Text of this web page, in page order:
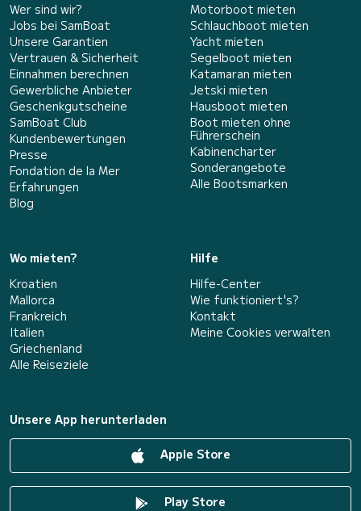
Wer sind wir?
Jobs bei SamBoat
Unsere Garantien
Vertrauen & Sicherheit
Einnahmen berechnen
Gewerbliche Anbieter
Geschenkgutscheine
SamBoat Club
Kundenbewertungen
Presse
Fondation de la Mer
Erfahrungen
Blog
Motorboot mieten
Schlauchboot mieten
Yacht mieten
Segelboot mieten
Katamaran mieten
Jetski mieten
Hausboot mieten
Boot mieten ohne
Führerschein
Kabinencharter
Sonderangebote
Alle Bootsmarken
Wo mieten?
Kroatien
Mallorca
Frankreich
Italien
Griechenland
Alle Reiseziele
Hilfe
Hilfe-Center
Wie funktioniert's?
Kontakt
Meine Cookies verwalten
Unsere App herunterladen
Apple Store
Play Store